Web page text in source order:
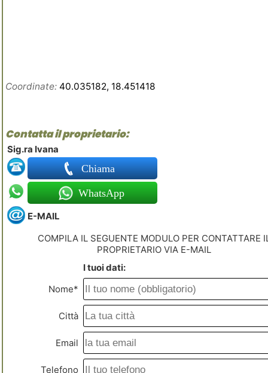
Coordinate: 40.035182, 18.451418
Contatta il proprietario:
Sig.ra Ivana
Chiama
WhatsApp
E-MAIL
COMPILA IL SEGUENTE MODULO PER CONTATTARE
PROPRIETARIO VIA E-MAIL
I tuoi dati:
Nome*
Città
Email
Telefono